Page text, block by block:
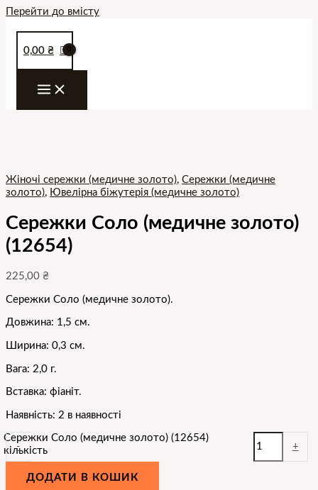
Перейти до вмісту
0,00 ₴
Жіночі сережки (медичне золото), Сережки (медичне
золото), Ювелірна біжутерія (медичне золото)
Сережки Соло (медичне золото)
(12654)
225,00 ₴
Сережки Соло (медичне золото).
Довжина: 1,5 см.
Ширина: 0,3 см.
Вага: 2,0 г.
Вставка: фіаніт.
Наявність: 2 в наявності
-
Сережки Соло (медичне золото) (12654)
кількість
+
ДОДАТИ В КОШИК